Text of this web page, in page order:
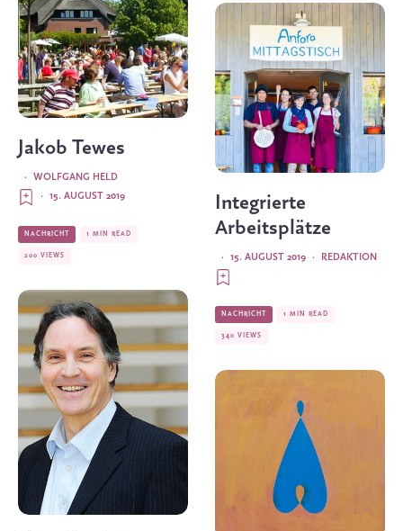
Jakob Tewes
WOLFGANG HELD
·
15. AUGUST 2019
·
NACHRICHT 1 MIN READ
200 VIEWS
Integrierte
Arbeitsplätze
REDAKTION
·
15. AUGUST 2019
·
NACHRICHT 1 MIN READ
340 VIEWS